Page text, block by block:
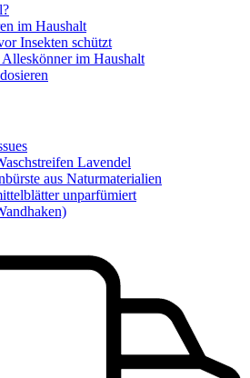
im Haushalt
Insekten schützt
im Haushalt
Lavendel
aus Naturmaterialien
unparfümiert